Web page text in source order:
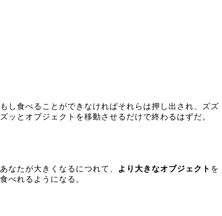
もし食べることができなければそれらは押し出され、ズズ
ズッとオブジェクトを移動させるだけで終わるはずだ。
あなたが大きくなるにつれて、 より大きなオブジェクト を
食べれるようになる。